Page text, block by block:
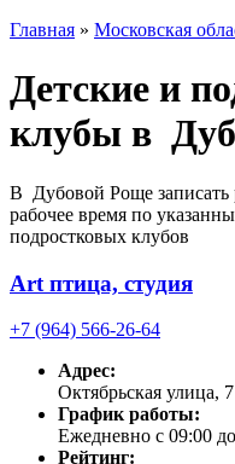
Главная » Московская
Детские и
клубы в
В Дубовой Роще записать
рабочее время по
подростковых клубов
Art птица, студия
+7 (964) 566-26-64
Адрес:
Октябрьская улица, 7
График работы:
Ежедневно с 09:00
Рейтинг: